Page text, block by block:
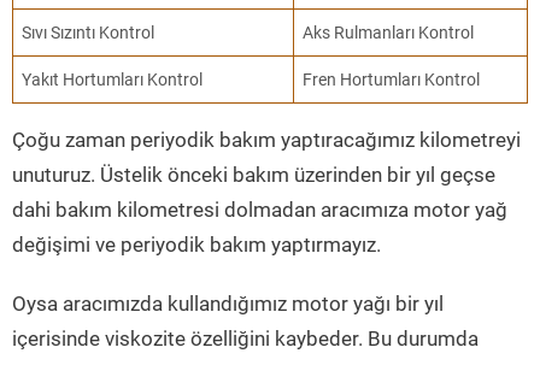
Sıvı Sızıntı Kontrol Aks Rulmanları Kontrol
Yakıt Hortumları Kontrol Fren Hortumları Kontrol
Çoğu zaman periyodik bakım yaptıracağımız kilometreyi
unuturuz. Üstelik önceki bakım üzerinden bir yıl geçse
dahi bakım kilometresi dolmadan aracımıza motor yağ
değişimi ve periyodik bakım yaptırmayız.
Oysa aracımızda kullandığımız motor yağı bir yıl
içerisinde viskozite özelliğini kaybeder. Bu durumda